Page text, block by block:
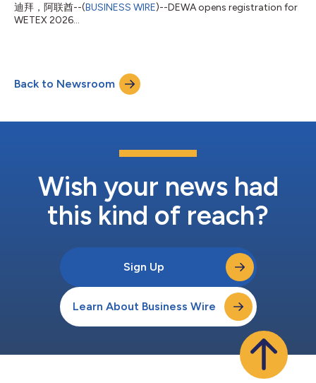
酋总统Sheikh Mohamed bin Zayed Al Nahyan殿下、阿联酋副总
统兼总理、迪拜酋长Sheikh Mohammed bin Rashid Al Maktoum
迪拜，阿联酋--(BUSINESS WIRE)--DEWA opens registration for
WETEX 2026...
Back to Newsroom
Wish your news had
this kind of reach?
Sign Up
Learn About Business Wire